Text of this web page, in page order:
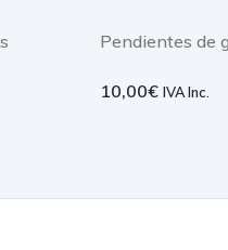
Pendientes de
10,00€ IVA Inc.